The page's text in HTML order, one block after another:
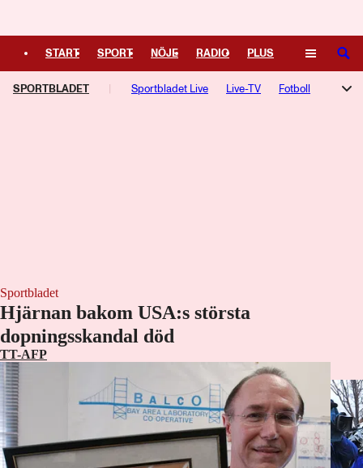
START SPORT NÖJE RADIO PLUS
TIPSA KULTUR LEDARE
SÖK
SPORTBLADET Sportbladet Live Live-TV Fotboll
Sportbladet
Hjärnan bakom USA:s största
dopningsskandal död
TT-AFP
Victor Conte håller upp ett inramat och signerat fotografi av sprintern
Den